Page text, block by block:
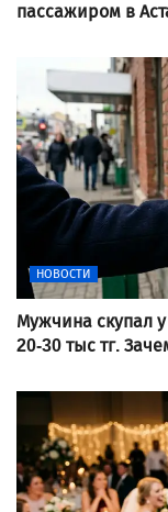
пассажиром в
НОВОСТИ
Мужчина скупал
20-30 тыс тг.